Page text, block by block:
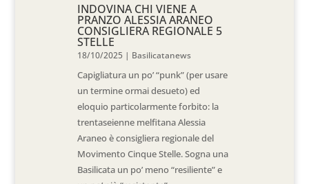
INDOVINA CHI VIENE A
PRANZO ALESSIA ARANEO
CONSIGLIERA REGIONALE 5
STELLE
18/10/2025 | Basilicatanews
Capigliatura un po’ “punk” (per usare
un termine ormai desueto) ed
eloquio particolarmente forbito: la
trentaseienne melfitana Alessia
Araneo è consigliera regionale del
Movimento Cinque Stelle. Sogna una
Basilicata un po’ meno “resiliente” e